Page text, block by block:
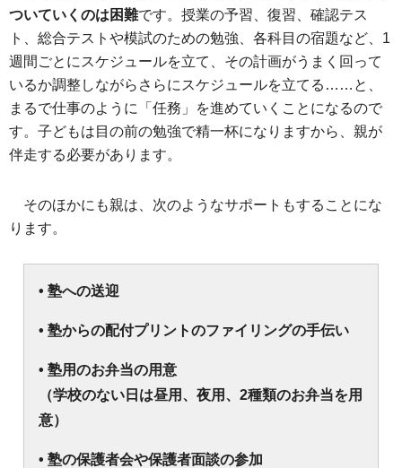
ついていくのは困難です。授業の予習、復習、確認テス
ト、総合テストや模試のための勉強、各科目の宿題など、1
週間ごとにスケジュールを立て、その計画がうまく回って
いるか調整しながらさらにスケジュールを立てる……と、
まるで仕事のように「任務」を進めていくことになるので
す。子どもは目の前の勉強で精一杯になりますから、親が
伴走する必要があります。
そのほかにも親は、次のようなサポートもすることにな
ります。
• 塾への送迎
• 塾からの配付プリントのファイリングの手伝い
• 塾用のお弁当の用意
（学校のない日は昼用、夜用、2種類のお弁当を用
意）
• 塾の保護者会や保護者面談の参加